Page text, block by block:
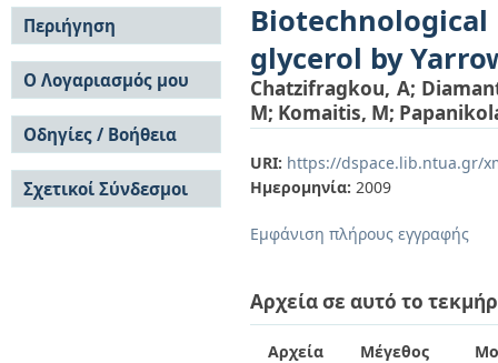
glycerol by
Chatzifragkou, A;
M; Komaitis, M;
URI: https://dspace.lib.ntua.gr/
Ημερομηνία: 2009
Εμφάνιση πλήρους εγγραφής
Αρχεία σε αυτό το
Αρχεία Μέγεθος
Περιήγηση
Σε όλο το DSpace
Κοινότητες & Συλλογές
Ανά Ημερομηνία
Έκδοσης
Συγγραφείς
Τίτλοι
Θέματα
Ο Λογαριασμός μου
Σύνδεση
Εγγραφή
Οδηγίες / Βοήθεια
Οδηγίες Υποβολής
Οδηγίες Χρήσης ΙΑ
Συχνές Ερωτήσεις
Σχετικοί Σύνδεσμοι